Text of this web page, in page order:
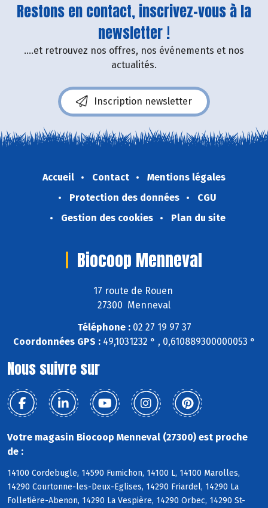
Restons en contact, inscrivez-vous à la
newsletter !
....et retrouvez nos offres, nos événements et nos
actualités.
Inscription newsletter
Accueil Contact
Mentions légales
Protection des données
CGU
Gestion des cookies
Plan du site
Biocoop Menneval
17 route de Rouen
27300 Menneval
Téléphone :02 27 19 97 37
Coordonnées GPS :49,1031232 ° , 0,610889300000053 °
Nous suivre sur
Votre magasin Biocoop Menneval (27300) est proche
de :
14100 Cordebugle, 14590 Fumichon, 14100 L, 14100 Marolles,
14290 Courtonne-les-Deux-Eglises, 14290 Friardel, 14290 La
Folletière-Abenon, 14290 La Vespière, 14290 Orbec, 14290 St-